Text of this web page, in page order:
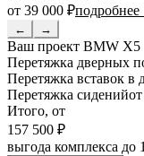
от 39 000 ₽
← →
Ваш проект BMW X5
Перетяжка дверных
Перетяжка вставок в
Перетяжка сидений
Итого, от
157 500 ₽
выгода комплекса до